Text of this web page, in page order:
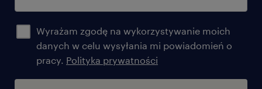
Wyrażam zgodę na wykorzystywanie moich
danych w celu wysyłania mi powiadomień o
pracy. Polityka prywatności